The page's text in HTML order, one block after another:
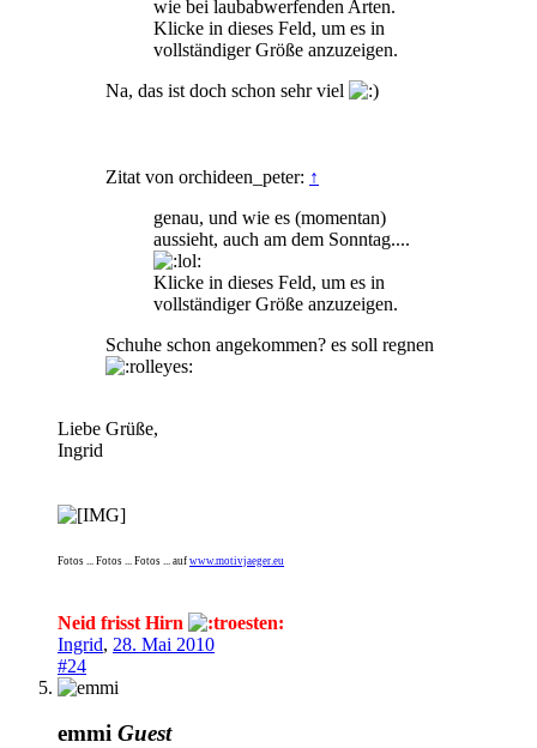
wie bei laubabwerfenden Arten.
Klicke in dieses Feld, um es in
vollständiger Größe anzuzeigen.
Na, das ist doch schon sehr viel
Zitat von orchideen_peter: ↑
genau, und wie es (momentan)
aussieht, auch am dem Sonntag....
Klicke in dieses Feld, um es in
vollständiger Größe anzuzeigen.
Schuhe schon angekommen? es soll regnen
Liebe Grüße,
Ingrid
Fotos ... Fotos ... Fotos ... auf www.motivjaeger.eu
Neid frisst Hirn
Ingrid, 28. Mai 2010
#24
emmi Guest